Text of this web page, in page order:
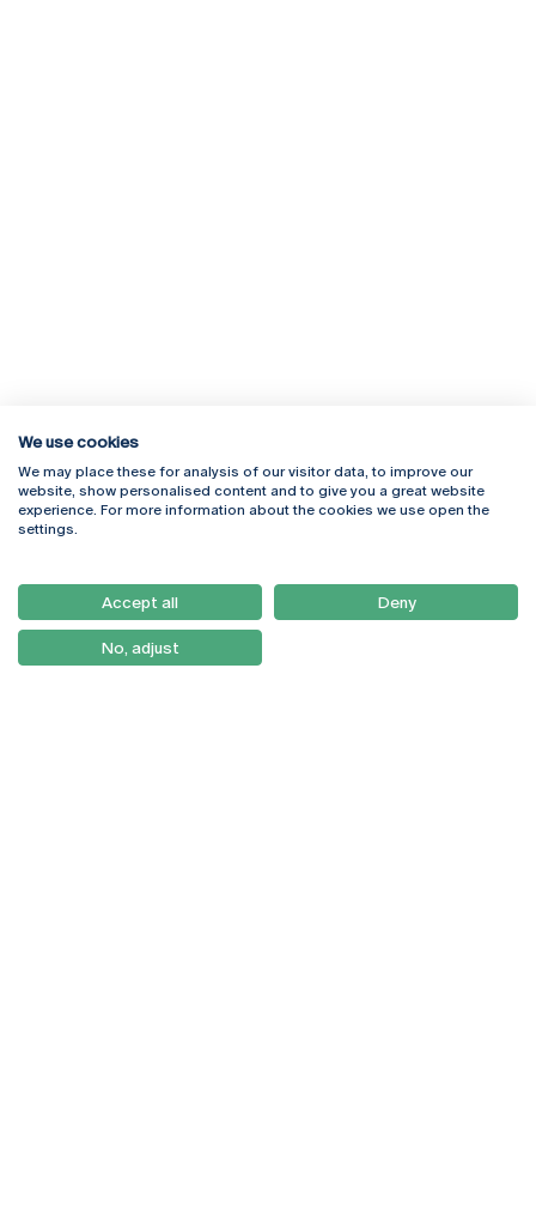
Rua Diogo Botelho 1327
4169-005 Porto
+351 226 196 240
Campus Online
Webmail
Como Chegar
Newsletter
We use cookies
We may place these for analysis of our visitor data, to improve our
website, show personalised content and to give you a great website
experience. For more information about the cookies we use open the
settings.
Accept all Deny
No, adjust